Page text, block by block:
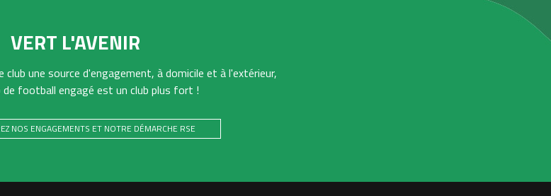
VERT L'AVENIR
une source d'engagement, à domicile et à l'extérieur,
de football engagé est un club plus fort !
NOS ENGAGEMENTS ET NOTRE DÉMARCHE RSE